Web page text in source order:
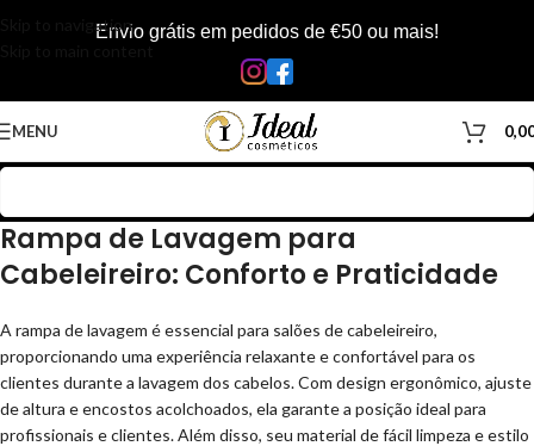
Skip to navigationEnvio grátis em pedidos de €50 ou mais!
MENU
Rampa de Lavagem para
Cabeleireiro: Conforto e Praticidade
A rampa de lavagem é essencial para salões de cabeleireiro,
proporcionando uma experiência relaxante e confortável para os
clientes durante a lavagem dos cabelos. Com design ergonômico, ajuste
de altura e encostos acolchoados, ela garante a posição ideal para
profissionais e clientes. Além disso, seu material de fácil limpeza e estilo